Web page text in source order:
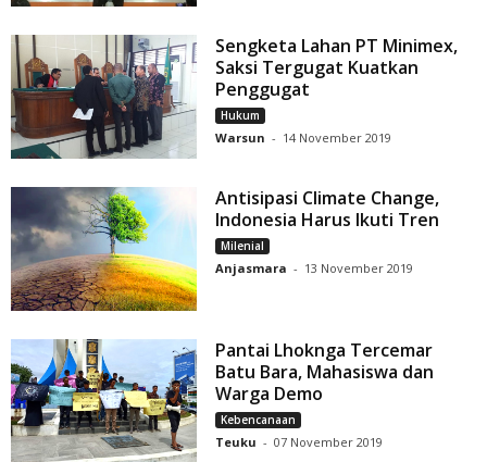
Sengketa Lahan PT Minimex,
Saksi Tergugat Kuatkan
Penggugat
Hukum
Warsun - 14 November 2019
Antisipasi Climate Change,
Indonesia Harus Ikuti Tren
Milenial
Anjasmara - 13 November 2019
Pantai Lhoknga Tercemar
Batu Bara, Mahasiswa dan
Warga Demo
Kebencanaan
Teuku - 07 November 2019